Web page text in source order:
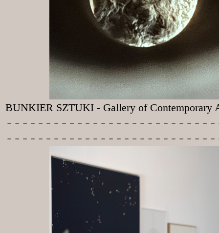
BUNKIER SZTUKI - Gallery of Contemporary
-----------